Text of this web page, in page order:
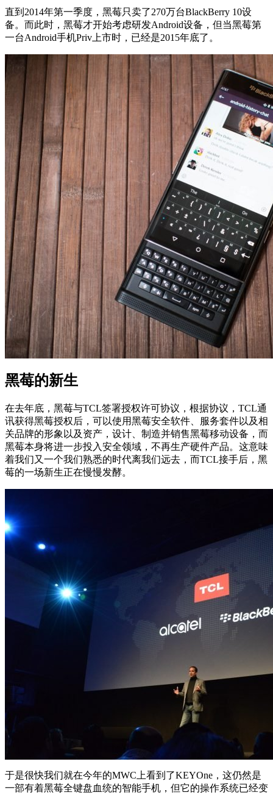
直到2014年第一季度，黑莓只卖了270万台BlackBerry 10设
备。而此时，黑莓才开始考虑研发Android设备，但当黑莓第
一台Android手机Priv上市时，已经是2015年底了。
黑莓的新生
在去年底，黑莓与TCL签署授权许可协议，根据协议，TCL通
讯获得黑莓授权后，可以使用黑莓安全软件、服务套件以及相
关品牌的形象以及资产，设计、制造并销售黑莓移动设备，而
黑莓本身将进一步投入安全领域，不再生产硬件产品。这意味
着我们又一个我们熟悉的时代离我们远去，而TCL接手后，黑
莓的一场新生正在慢慢发酵。
于是很快我们就在今年的MWC上看到了KEYOne，这仍然是
一部有着黑莓全键盘血统的智能手机，但它的操作系统已经变